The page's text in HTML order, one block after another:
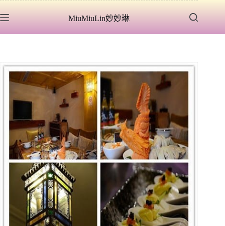
至
容
MiuMiuLin妙妙琳